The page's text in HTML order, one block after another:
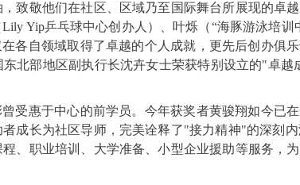
致敬他们在社区、区域乃至国际舞台所展现的卓
Yip乒乓球中心创办人）、叶烁（“海豚游泳培训
各自领域取得了卓越的个人成就，更先后创办俱
北部地区副执行长沈卉女士荣获特别设立的"卓越
受惠于中心的前学员。今年获奖者黄骏翔如今已
成长为社区导师，完美诠释了"接力精神"的深刻
、职业培训、大学准备、小型企业援助等服务，